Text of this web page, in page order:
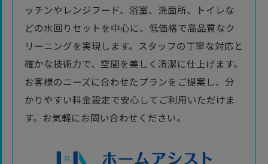
ッチンやレンジフード、浴室、洗面所、トイレな
どの水回りセットを中心に、低価格で高品質なク
リーニングを実現します。スタッフの丁寧な対応と
確かな技術力で、空間を美しく清潔に仕上げます。
お客様のニーズに合わせたプランをご提案し、分
かりやすい料金設定で安心してご利用いただけま
す。お気軽にお問い合わせください。